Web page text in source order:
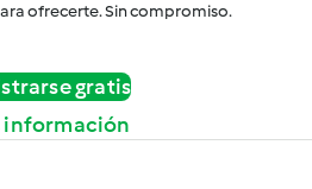
ofrecerte. Sin compromiso.
gratis
información